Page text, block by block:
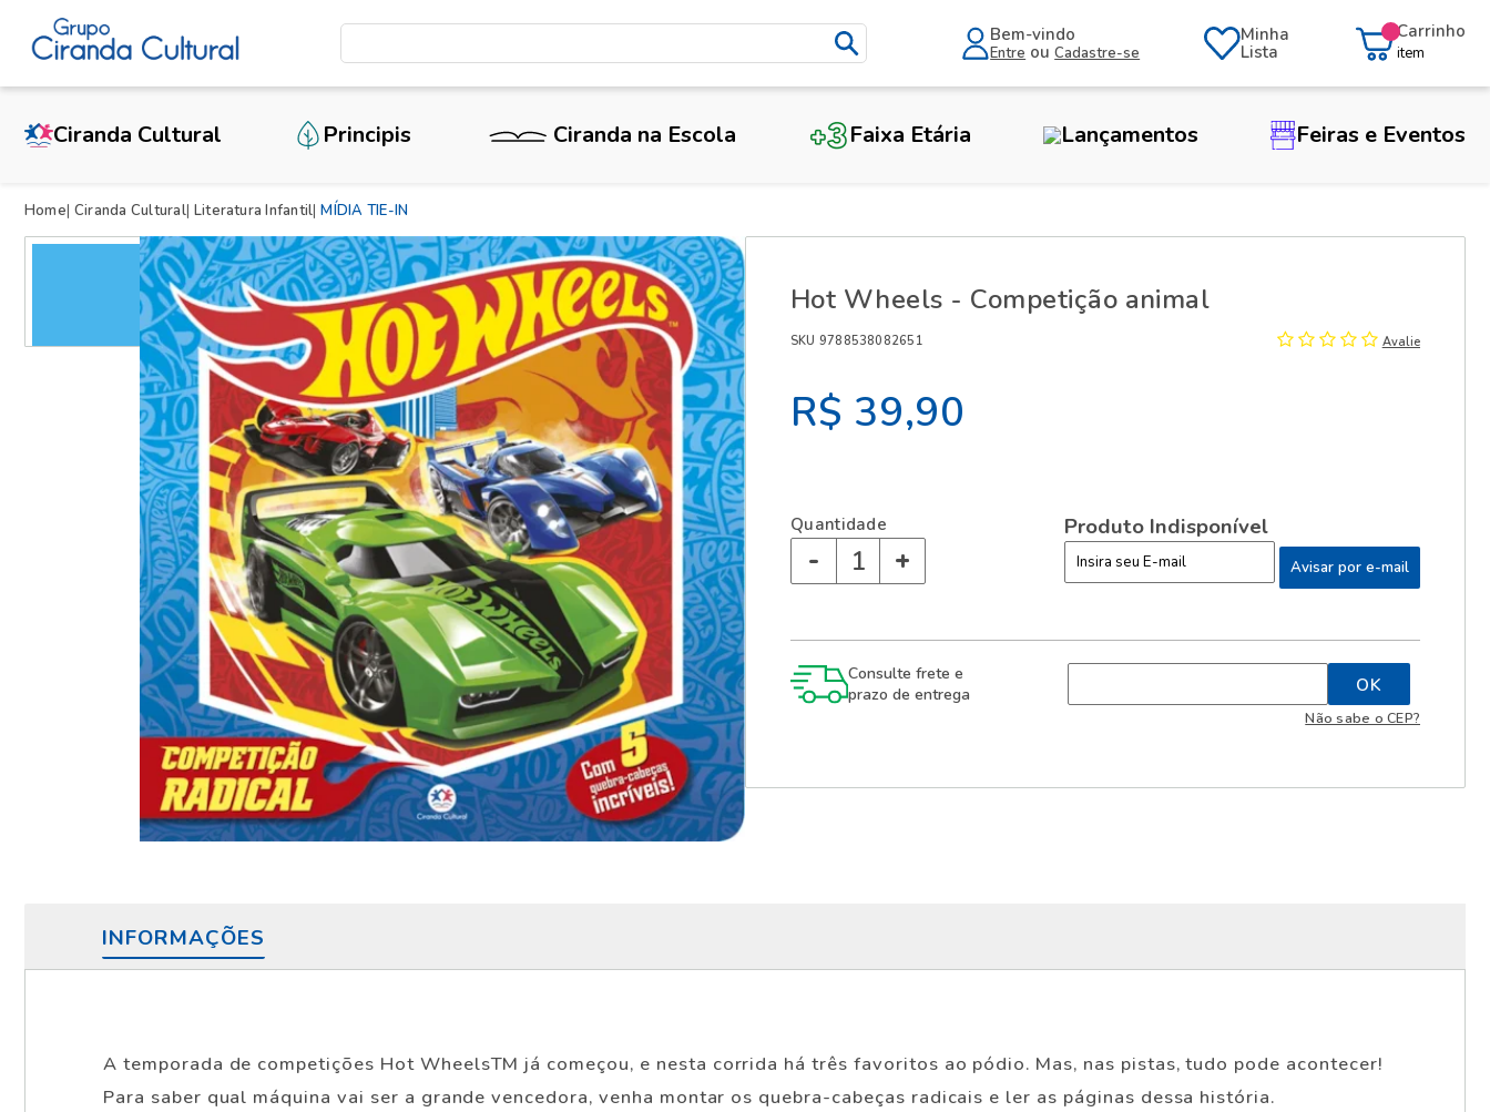
Bem-vindo
Entre ouCadastre-se
Minha
Lista
Carrinho
item
Ciranda Cultural Principis Ciranda na Escola Faixa Etária Lançamentos Feiras e Eventos
Home Ciranda Cultural Literatura Infantil MÍDIA TIE-IN
Hot Wheels - Competição animal
SKU 9788538082651 Avalie
R$ 39,90
Quantidade
- +
Produto Indisponível
Consulte frete e
prazo de entrega
Não sabe o CEP?
INFORMAÇÕES
A temporada de competições Hot WheelsTM já começou, e nesta corrida há três favoritos ao pódio. Mas, nas pistas, tudo pode acontecer!
Para saber qual máquina vai ser a grande vencedora, venha montar os quebra-cabeças radicais e ler as páginas dessa história.
X